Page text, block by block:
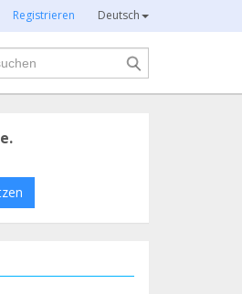
Registrieren Deutsch